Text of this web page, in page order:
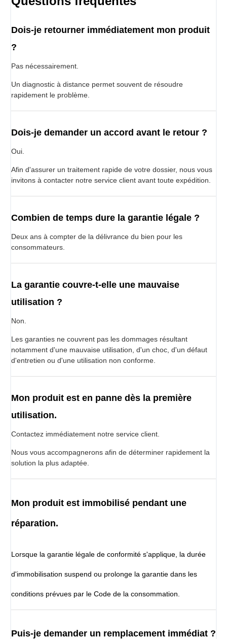
Dois-je retourner immédiatement mon produit
?
Pas nécessairement.
Un diagnostic à distance permet souvent de résoudre
rapidement le problème.
Dois-je demander un accord avant le retour ?
Oui.
Afin d'assurer un traitement rapide de votre dossier, nous vous
invitons à contacter notre service client avant toute expédition.
Combien de temps dure la garantie légale ?
Deux ans à compter de la délivrance du bien pour les
consommateurs.
La garantie couvre-t-elle une mauvaise
utilisation ?
Non.
Les garanties ne couvrent pas les dommages résultant
notamment d'une mauvaise utilisation, d'un choc, d'un défaut
d'entretien ou d'une utilisation non conforme.
Mon produit est en panne dès la première
utilisation.
Contactez immédiatement notre service client.
Nous vous accompagnerons afin de déterminer rapidement la
solution la plus adaptée.
Mon produit est immobilisé pendant une
réparation.
Lorsque la garantie légale de conformité s'applique, la durée
d'immobilisation suspend ou prolonge la garantie dans les
conditions prévues par le Code de la consommation.
Puis-je demander un remplacement immédiat ?